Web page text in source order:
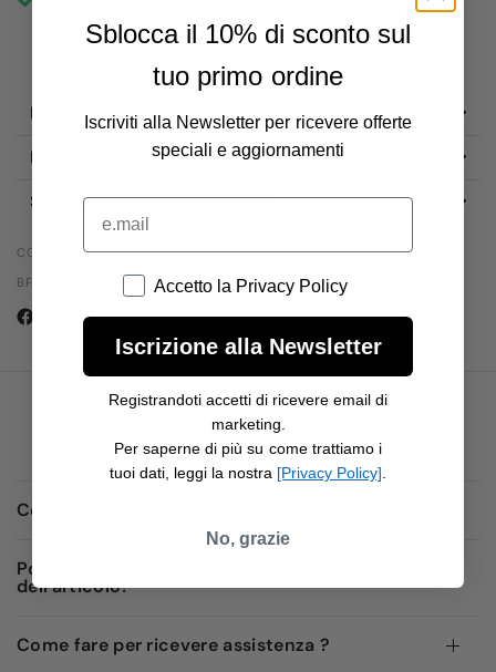
Descrizione
Dettagli tecnici
Sostituzione | Consegna | Resi
CODICE PRODOTTO:
BFWWRO-SXS-M1SCC6
FAQ
domande frequenti
Come rendere un articolo?
Posso effettuare una sostituzione
dell'articolo?
Come fare per ricevere assistenza ?
Sblocca il 10% di sconto sul
tuo primo ordine
Iscriviti alla Newsletter per ricevere offerte
speciali e aggiornamenti
e.mail
Accetto la Privacy Policy
Accetto la Privacy Policy
Iscrizione alla Newsletter
Registrandoti accetti di ricevere email di
marketing.
Per saperne di più su come trattiamo i
tuoi dati, leggi la nostra [Privacy Policy]
No, grazie